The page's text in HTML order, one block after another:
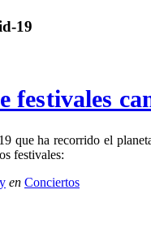
19
festivales
que ha recorrido el
festivales:
en Conciertos